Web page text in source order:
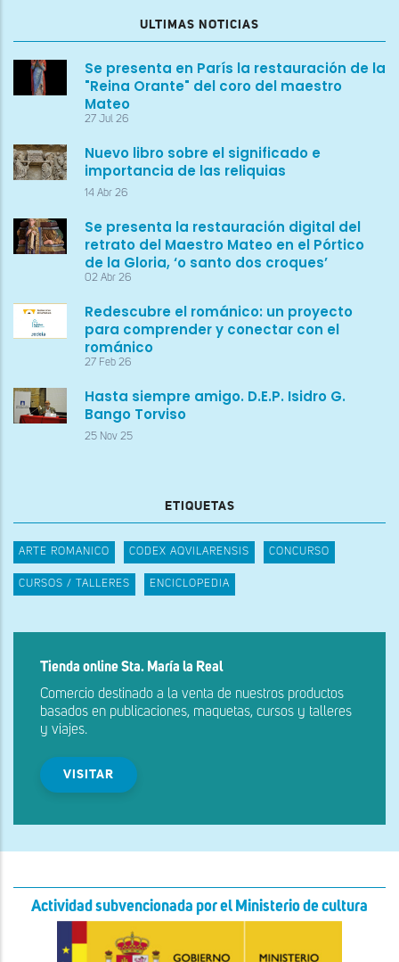
ULTIMAS NOTICIAS
Se presenta en París la restauración de la
"Reina Orante" del coro del maestro
Mateo
27 Jul 26
Nuevo libro sobre el significado e
importancia de las reliquias
14 Abr 26
Se presenta la restauración digital del
retrato del Maestro Mateo en el Pórtico
de la Gloria, ‘o santo dos croques’
02 Abr 26
Redescubre el románico: un proyecto
para comprender y conectar con el
románico
27 Feb 26
Hasta siempre amigo. D.E.P. Isidro G.
Bango Torviso
25 Nov 25
ETIQUETAS
ARTE ROMANICO CODEX AQVILARENSIS CONCURSO
CURSOS / TALLERES ENCICLOPEDIA
Tienda online Sta. María la Real
Comercio destinado a la venta de nuestros productos
basados en publicaciones, maquetas, cursos y talleres
y viajes.
VISITAR
Actividad subvencionada por el Ministerio de cultura